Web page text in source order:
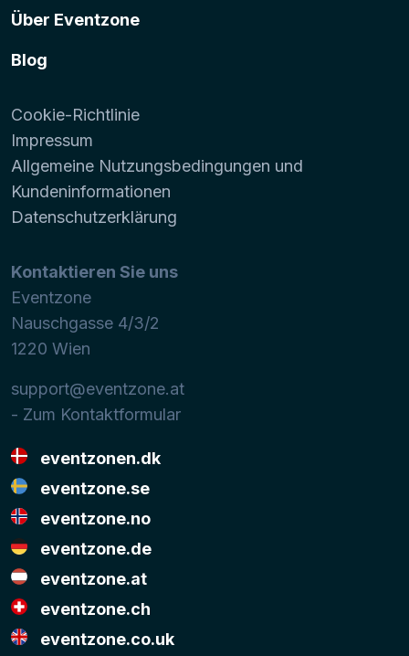
Über Eventzone
Blog
Cookie-Richtlinie
Impressum
Allgemeine Nutzungsbedingungen und
Kundeninformationen
Datenschutzerklärung
Kontaktieren Sie uns
Eventzone
Nauschgasse 4/3/2
1220 Wien
support@eventzone.at
- Zum Kontaktformular
eventzonen.dk
eventzone.se
eventzone.no
eventzone.de
eventzone.at
eventzone.ch
eventzone.co.uk